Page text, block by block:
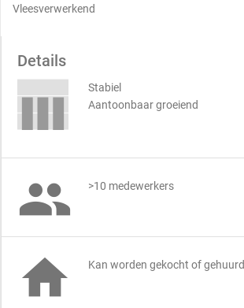
Vleesverwerkend
Details
Stabiel
Aantoonbaar groeiend
 >10 medewerkers
 Kan worden gekocht of gehuurd